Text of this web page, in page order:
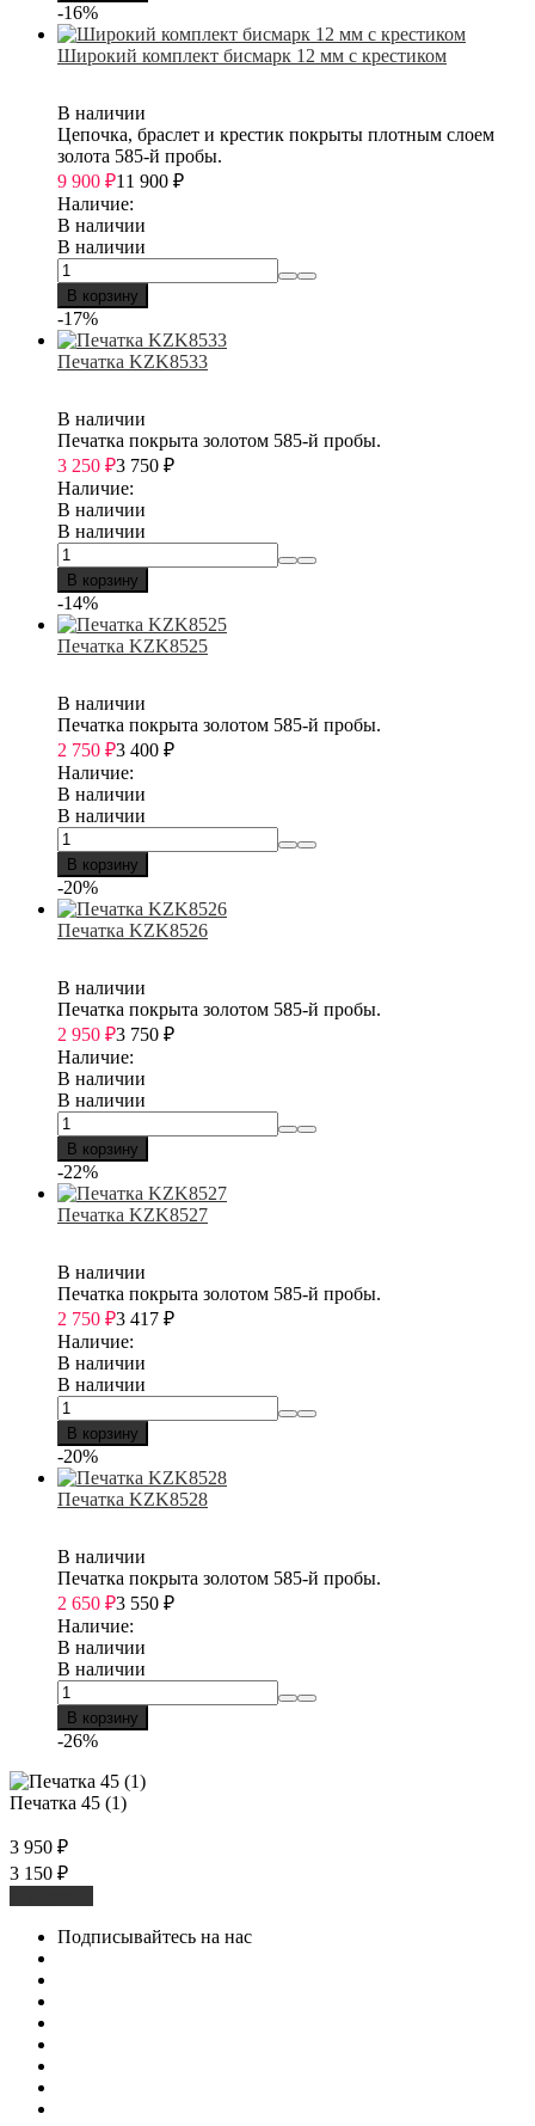
-16%
Широкий комплект бисмарк 12 мм с крестиком
В наличии
Цепочка, браслет и крестик покрыты плотным слоем
золота 585-й пробы.
9 900 ₽11 900 ₽
Наличие:
В наличии
В наличии
В корзину
-17%
Печатка KZK8533
В наличии
Печатка покрыта золотом 585-й пробы.
3 250 ₽3 750 ₽
Наличие:
В наличии
В наличии
В корзину
-14%
Печатка KZK8525
В наличии
Печатка покрыта золотом 585-й пробы.
2 750 ₽3 400 ₽
Наличие:
В наличии
В наличии
В корзину
-20%
Печатка KZK8526
В наличии
Печатка покрыта золотом 585-й пробы.
2 950 ₽3 750 ₽
Наличие:
В наличии
В наличии
В корзину
-22%
Печатка KZK8527
В наличии
Печатка покрыта золотом 585-й пробы.
2 750 ₽3 417 ₽
Наличие:
В наличии
В наличии
В корзину
-20%
Печатка KZK8528
В наличии
Печатка покрыта золотом 585-й пробы.
2 650 ₽3 550 ₽
Наличие:
В наличии
В наличии
В корзину
-26%
Печатка 45 (1)
3 950 ₽
3 150 ₽
Подписывайтесь на нас